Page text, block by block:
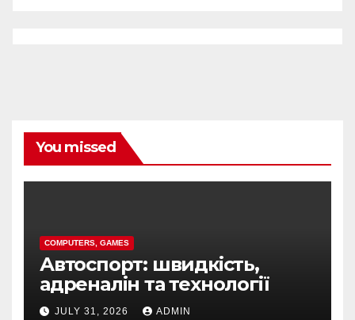
You missed
COMPUTERS, GAMES
Автоспорт: швидкість,
адреналін та технології
JULY 31, 2026 ADMIN